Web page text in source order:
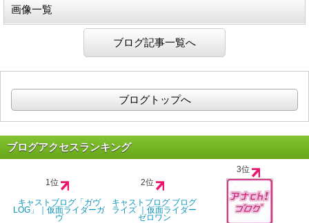
画像一覧
ブログ記事一覧へ
ブログトップへ
ブログアクセスランキング
1位
キャストブログ「ガヴ
LOG」｜仮面ライダーガ
ヴ
2位
キャストブログ ブログ
ライズ ｜仮面ライダー
ゼロワン
3位